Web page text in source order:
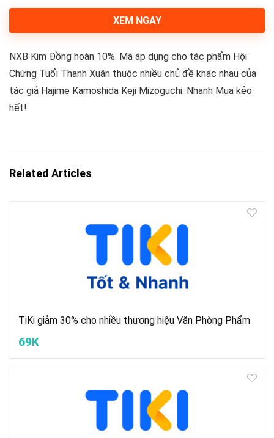
XEM NGAY
NXB Kim Đồng hoàn 10%. Mã áp dụng cho tác phẩm Hội
Chứng Tuổi Thanh Xuân thuộc nhiều chủ đề khác nhau của
tác giả Hajime Kamoshida Keji Mizoguchi. Nhanh Mua kẻo
hết!
Related Articles
TiKi giảm 30% cho nhiều thương hiệu Văn Phòng Phẩm
69K